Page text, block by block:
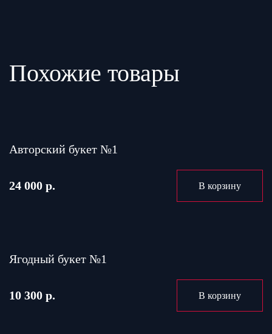
Похожие товары
Авторский букет №1
24 000 р. В корзину
Ягодный букет №1
10 300 р. В корзину